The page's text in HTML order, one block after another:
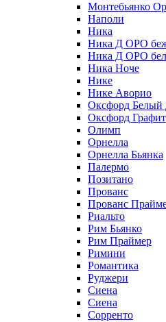
Монтебьянко
Наполи
Ника
Ника Д ОРО
Ника Д ОРО
Ника Ноче
Нике
Нике Аворио
Оксфорд Белый
Оксфорд Графит
Олимп
Орнелла
Орнелла Бьянка
Палермо
Позитано
Прованс
Прованс
Риальто
Рим Бьянко
Рим Праймер
Римини
Романтика
Руджери
Сиена
Сиена
Сорренто